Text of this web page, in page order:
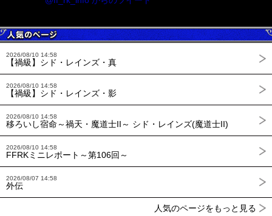
2026/08/10 14:58
【禍級】シド・レインズ・真
2026/08/10 14:58
【禍級】シド・レインズ・影
2026/08/10 14:58
移ろいし宿命～禍天・魔道士II～ シド・レインズ(魔道士II)
2026/08/10 14:58
FFRKミニレポート～第106回～
2026/08/07 14:58
外伝
人気のページをもっと見る